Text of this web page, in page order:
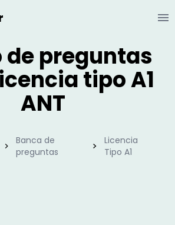
de preguntas
tipo A1
ANT
Banca de
preguntas
Licencia
Tipo A1